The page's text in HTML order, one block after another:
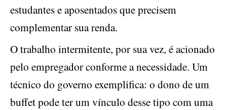
estudantes e aposentados que precisem
complementar sua renda.
O trabalho intermitente, por sua vez, é acionado
pelo empregador conforme a necessidade. Um
técnico do governo exemplifica: o dono de um
buffet pode ter um vínculo desse tipo com uma